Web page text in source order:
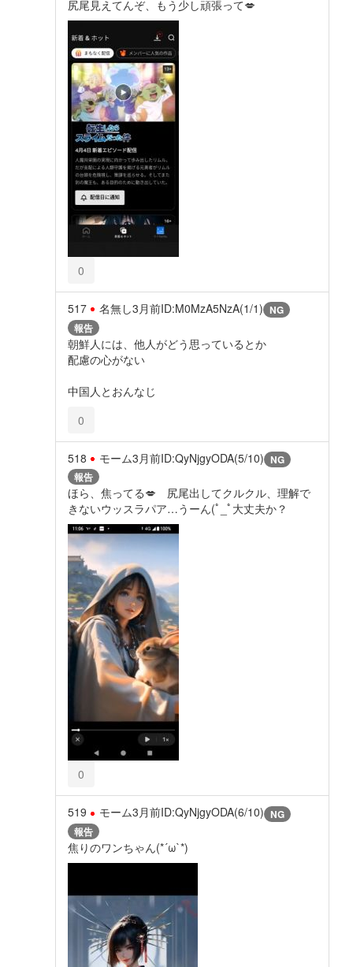
尻尾見えてんぞ、もう少し頑張って💋
0
517 名無し3月前ID:M0MzA5NzA(1/1) NG
報告
朝鮮人には、他人がどう思っているとか
配慮の心がない
中国人とおんなじ
0
518 モーム3月前ID:QyNjgyODA(5/10) NG
報告
ほら、焦ってる💋 尻尾出してクルクル、理解で
きないウッスラパア…うーん(ﾟ_ﾟ大丈夫か？
0
519 モーム3月前ID:QyNjgyODA(6/10) NG
報告
焦りのワンちゃん(*´ω`*)